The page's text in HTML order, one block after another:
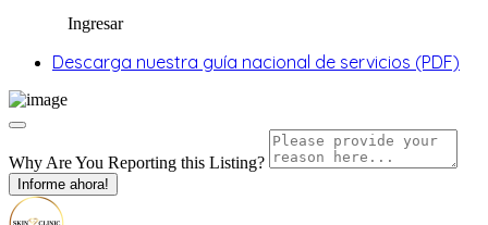
Ingresar
Descarga nuestra guía nacional de servicios (PDF)
Why Are You Reporting this Listing?
Informe ahora!